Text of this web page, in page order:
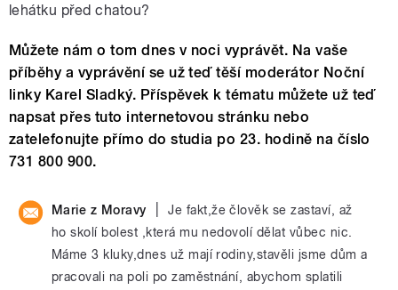
lehátku před chatou?
Můžete nám o tom dnes v noci vyprávět. Na vaše
příběhy a vyprávění se už teď těší moderátor Noční
linky Karel Sladký. Příspěvek k tématu můžete už teď
napsat přes tuto internetovou stránku nebo
zatelefonujte přímo do studia po 23. hodině na číslo
731 800 900.
Marie z Moravy
Je fakt,že člověk se zastaví, až
ho skolí bolest ,která mu nedovolí dělat vůbec nic.
Máme 3 kluky,dnes už mají rodiny,stavěli jsme dům a
pracovali na poli po zaměstnání, abychom splatili